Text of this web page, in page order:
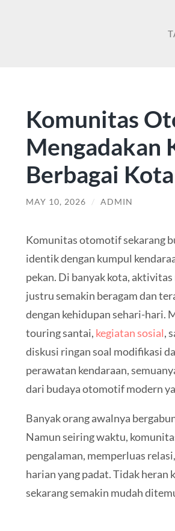
Komunitas
Mengadakan
Berbagai Kota
MAY 10, 2026 / ADMIN
Komunitas otomotif sekarang
identik dengan kumpul
pekan. Di banyak kota, aktivitas
justru semakin beragam dan
dengan kehidupan sehari-hari.
touring santai, kegiatan sosial,
diskusi ringan soal modifikasi
perawatan kendaraan,
dari budaya otomotif modern
Banyak orang awalnya
Namun seiring waktu,
pengalaman, memperluas
harian yang padat. Tidak
sekarang semakin mudah